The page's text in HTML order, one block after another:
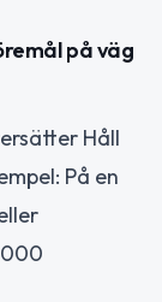
på väg
Håll
På en
000